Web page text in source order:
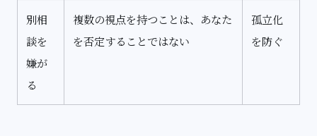
別相
談を
嫌が
る
複数の視点を持つことは、あなた
を否定することではない
孤立化
を防ぐ